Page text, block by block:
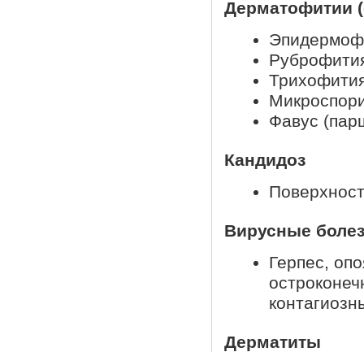
Дерматофитии
Фавус
Кандидоз
Вирусные
Герпес,
Дерматиты